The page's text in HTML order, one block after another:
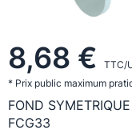
8,68 €
TTC/
* Prix public maximum
FOND
FCG33